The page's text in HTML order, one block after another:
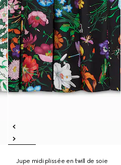
Jupe midi plissée en twill de soie